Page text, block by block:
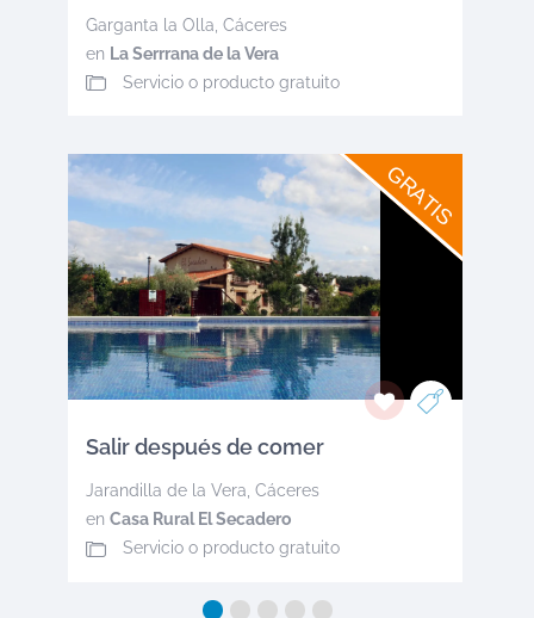
Garganta la Olla Cáceres
en La Serrrana de la Vera
Servicio o producto gratuito
GRATIS
Salir después de comer
Jarandilla de la Vera, Cáceres
en Casa Rural El Secadero
Servicio o producto gratuito